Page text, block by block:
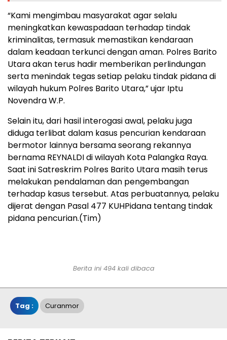
“Kami mengimbau masyarakat agar selalu
meningkatkan kewaspadaan terhadap tindak
kriminalitas, termasuk memastikan kendaraan
dalam keadaan terkunci dengan aman. Polres Barito
Utara akan terus hadir memberikan perlindungan
serta menindak tegas setiap pelaku tindak pidana di
wilayah hukum Polres Barito Utara,” ujar Iptu
Novendra W.P.
Selain itu, dari hasil interogasi awal, pelaku juga
diduga terlibat dalam kasus pencurian kendaraan
bermotor lainnya bersama seorang rekannya
bernama REYNALDI di wilayah Kota Palangka Raya.
Saat ini Satreskrim Polres Barito Utara masih terus
melakukan pendalaman dan pengembangan
terhadap kasus tersebut. Atas perbuatannya, pelaku
dijerat dengan Pasal 477 KUHPidana tentang tindak
pidana pencurian.(Tim)
Berita ini 494 kali dibaca
Tag : Curanmor